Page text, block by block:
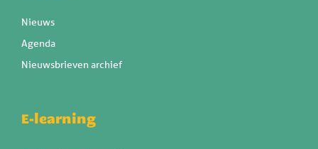
Nieuws
Agenda
Nieuwsbrieven archief
E-learning